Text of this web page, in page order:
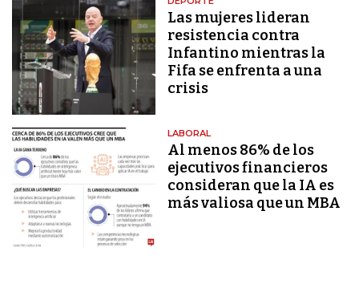
Las mujeres lideran
resistencia contra
Infantino mientras la
Fifa se enfrenta a una
crisis
LABORAL
Al menos 86% de los
ejecutivos financieros
consideran que la IA es
más valiosa que un MBA